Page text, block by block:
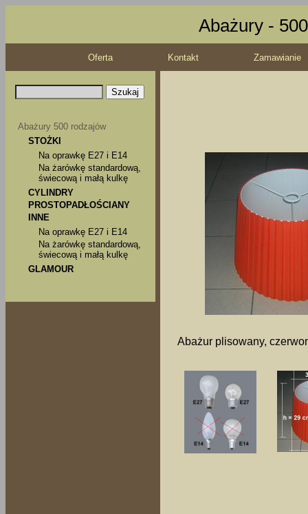
Abażury -
Oferta Kontakt Zamawianie
Abażury 500 rodzajów
STOŻKI
Na oprawkę E27 i E14
Na żarówkę standardową,
świecową i małą kulkę
CYLINDRY
PROSTOPADŁOŚCIANY
INNE
Na oprawkę E27 i E14
Na żarówkę standardową,
świecową i małą kulkę
GLAMOUR
Abażur plisowany,